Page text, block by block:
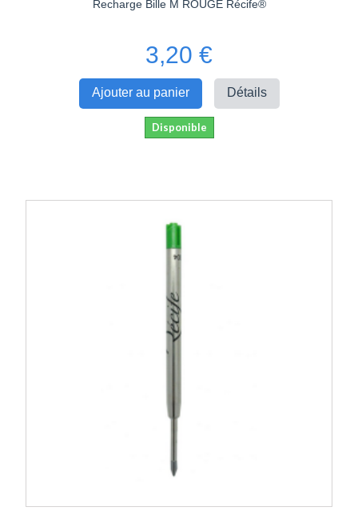
Recharge Bille M ROUGE Récife®
3,20 €
Ajouter au panier Détails
Disponible